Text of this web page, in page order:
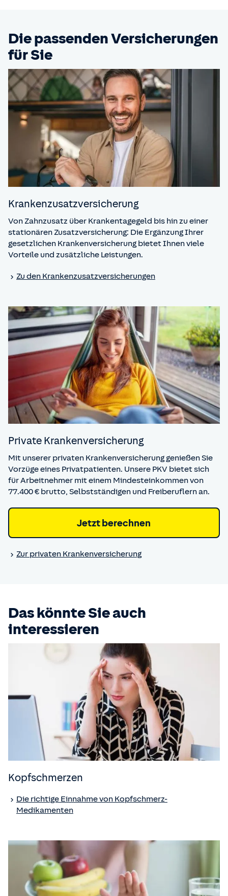
Die passenden Versicherungen
für Sie
Krankenzusatz­versicherung
Von Zahnzusatz über Krankentagegeld bis hin zu einer
stationären Zusatzversicherung: Die Ergänzung Ihrer
gesetzlichen Krankenversicherung bietet Ihnen viele
Vorteile und zusätzliche Leistungen.
Zu den Kranken­zusatz­versicherungen
Private Kranken­versicherung
Mit unserer privaten Krankenversicherung genießen Sie
Vorzüge eines Privatpatienten. Unsere PKV bietet sich
für Arbeitnehmer mit einem Mindesteinkommen von
77.400 € brutto, Selbstständigen und Freiberuflern an.
Jetzt berechnen
Zur privaten Kranken­versicherung
Das könnte Sie auch
interessieren
Kopfschmerzen
Die richtige Einnahme von Kopfschmerz-
Medikamenten